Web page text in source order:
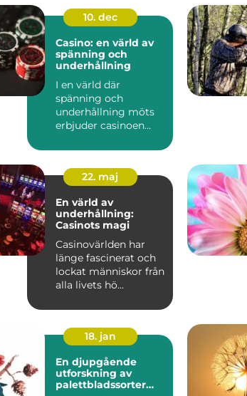
10. dec
Casino: en värld av
spänning och
underhållning
I en värld där
spänning och
underhållning möts
erbjuder casinoen
22. maj
En värld av
underhållning:
Casinots magi
Casinovärlden har
länge fascinerat och
lockat människor från
alla livets hö...
18. jan
En djupgående
utforskning av
palettbladssorter